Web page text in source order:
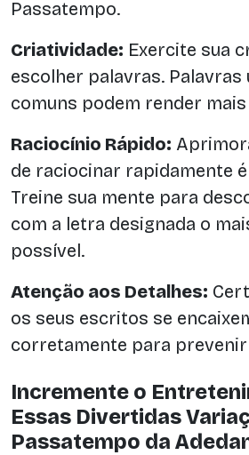
Passatempo.
Criatividade: Exercite sua
escolher palavras. Palavras
comuns podem render
Raciocínio Rápido:
de raciocinar rapidamente
Treine sua mente para
com a letra designada o
possível.
Atenção aos Detalhes:
os seus escritos se
corretamente para prevenir
Incremente o
Essas Divertidas
Passatempo da